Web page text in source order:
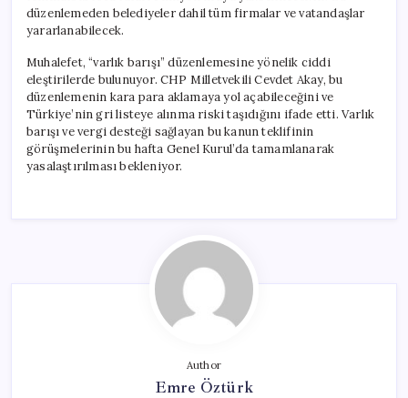
düzenlemeden belediyeler dahil tüm firmalar ve vatandaşlar
yararlanabilecek.
Muhalefet, “varlık barışı” düzenlemesine yönelik ciddi
eleştirilerde bulunuyor. CHP Milletvekili Cevdet Akay, bu
düzenlemenin kara para aklamaya yol açabileceğini ve
Türkiye’nin gri listeye alınma riski taşıdığını ifade etti. Varlık
barışı ve vergi desteği sağlayan bu kanun teklifinin
görüşmelerinin bu hafta Genel Kurul’da tamamlanarak
yasalaştırılması bekleniyor.
Author
Emre Öztürk